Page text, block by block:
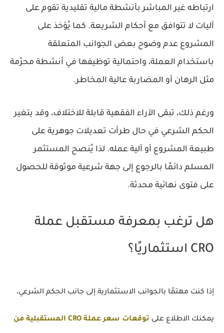
ارتباطه غير المباشر بأنشطة مالية تقليدية تقوم على
آليات لا تتوافق مع أحكام الشريعة. كما يُؤخذ على
المشروع عدم وضوح بعض الجوانب المتعلقة
باستخدام العملة، واحتمالية توظيفها في أنشطة محرّمة
مثل الرهان أو المضاربة عالية المخاطر.
ورغم ذلك، تبقى الآراء الفقهية قابلة للاختلاف، وقد يتغير
الحكم الشرعي في حال طرأت تعديلات جوهرية على
طبيعة المشروع أو آلية عمله. لذا يُنصح المستثمر
المسلم دائمًا بالرجوع إلى جهة شرعية موثوقة للحصول
على فتوى نهائية محدثة.
هل ترغب بمعرفة مستقبل عملة
CRO استثماريًا؟
إذا كنت مهتمًا بالجوانب الاستثمارية إلى جانب الحكم الشرعي،
يمكنك الاطلاع على توقعات سعر عملة CRO المستقبلية من